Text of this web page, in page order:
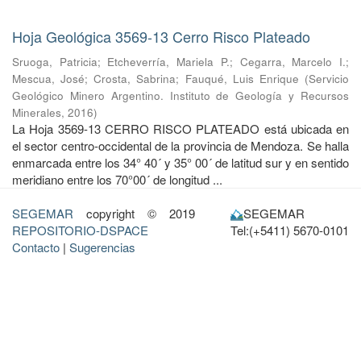
Hoja Geológica 3569-13 Cerro Risco Plateado
Sruoga, Patricia; Etcheverría, Mariela P.; Cegarra, Marcelo I.;
Mescua, José;Crosta, Sabrina; Fauqué, Luis Enrique (Servicio
Geológico Minero Argentino. Instituto de Geología y Recursos
Minerales, 2016)
La Hoja 3569-13 CERRO RISCO PLATEADO está ubicada en
el sector centro-occidental de la provincia de Mendoza. Se halla
enmarcada entre los 34° 40´ y 35° 00´ de latitud sur y en sentido
meridiano entre los 70°00´ de longitud ...
SEGEMAR copyright © 2019
REPOSITORIO-DSPACE
Contacto | Sugerencias
SEGEMAR
Tel:(+5411) 5670-0101